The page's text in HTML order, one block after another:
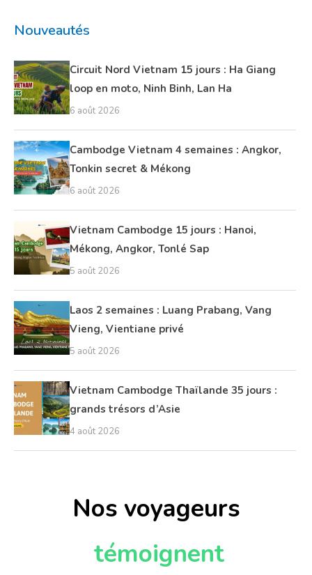
Nouveautés
Circuit Nord Vietnam 15 jours : Ha Giang
loop en moto, Ninh Binh, Lan Ha
6 août 2026
Cambodge Vietnam 4 semaines : Angkor,
Tonkin secret & Mékong
6 août 2026
Vietnam Cambodge 15 jours : Hanoi,
Mékong, Angkor, Tonlé Sap
5 août 2026
Laos 2 semaines : Luang Prabang, Vang
Vieng, Vientiane privé
5 août 2026
Vietnam Cambodge Thaïlande 35 jours :
grands trésors d’Asie
4 août 2026
Nos voyageurs
témoignent